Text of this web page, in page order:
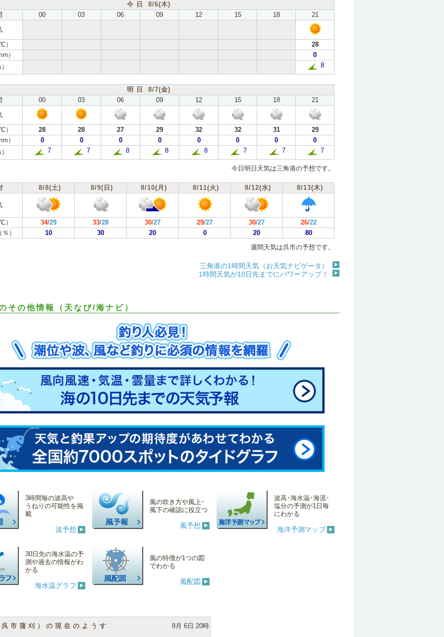
今 日 8/6(木)
00 03 06 09 12 15 18
21
28
）
0
8
明 日 8/7(金)
00 03 06 09 12 15 18
21
28 28 27 29 32 32 31
29
）
0 0 0 0 0 0 0
0
7 7 8 8 8 7 7 7
今日明日天気は三角港の予想です。
8/8(土) 8/9(日) 8/10(月) 8/11(火) 8/12(水) 8/13(木)
34/29 33/28 30/27 29/27 30/27 26/22
）
10 30 20 0 20
80
週間天気は呉市の予想です。
三角港の1時間天気（お天気ナビゲータ）
1時間天気が10日先までにパワーアップ！
その他情報（天なび/海ナビ）
3時間毎の波高や
うねりの可能性を掲
載
波予想
風の吹き方や風上･
風下の確認に役立つ
風予想
波高･海水温･海流･
塩分の予測が1日毎
にわかる
海洋予測マップ
30日先の海水温の予
測や過去の情報がわ
かる
海水温グラフ
風の特徴が1つの図
でわかる
風配図
市蒲刈）の現在のようす 8月 6日 20時